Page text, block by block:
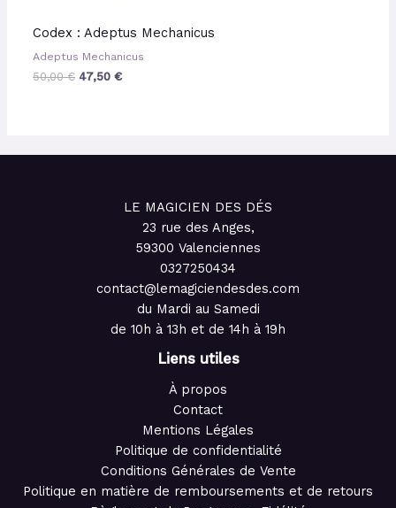
Codex : Adeptus Mechanicus
Adeptus Mechanicus
50,00€ 47,50€
LE MAGICIEN DES DÉS
23 rue des Anges,
59300 Valenciennes
0327250434
contact@lemagiciendesdes.com
du Mardi au Samedi
de 10h à 13h et de 14h à 19h
Liens utiles
À propos
Contact
Mentions Légales
Politique de confidentialité
Conditions Générales de Vente
Politique en matière de remboursements et de retours